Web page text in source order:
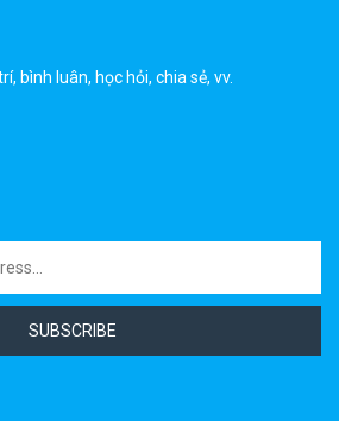
bình luân, học hỏi, chia sẻ, vv.
SUBSCRIBE